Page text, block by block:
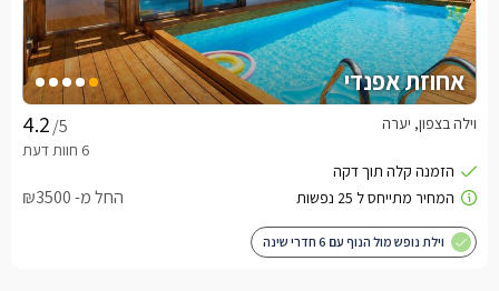
אחוזת אפנדי
/5 וילה בצפון, יערה
החל מ- ₪3500
וילת נופש מול הנוף עם 6 חדרי שינה